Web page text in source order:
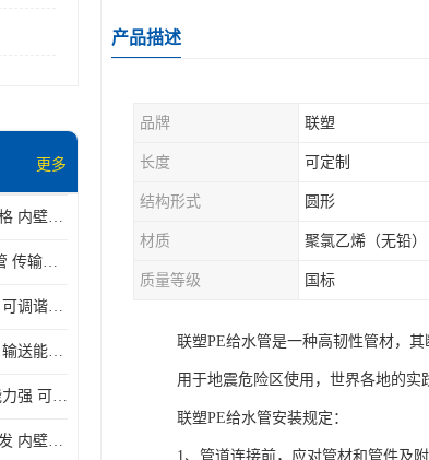
更多
深圳永高管道批发价格 内壁光滑 抗震性能好
深圳坪山区伟星pVc管 传输损耗小 频率稳定性好
大鹏新区伟星排水管 可调谐性好 大功率 效率高
深圳永高波纹管代理 输送能力强 可以承受高温
通信管总代理 抗变能力强 可耐强震 扭曲
惠城区永高电线管批发 内壁光滑 抗震性能好
产品描述
品牌 联塑
长度 可定制
结构形式 圆形
材质 聚氯乙烯（无铅）
质量等级 国标
联塑PE给水管是一种高韧性管材，
用于地震危险区使用，世界各地的实
联塑PE给水管安装规定：
1、管道连接前，应对管材和管件及